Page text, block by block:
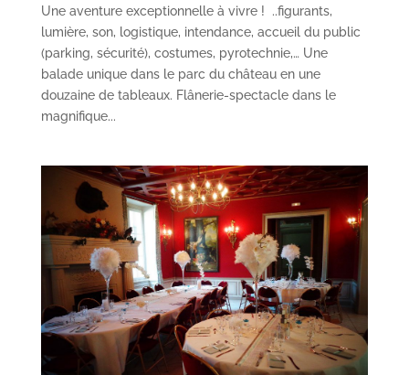
Une aventure exceptionnelle à vivre ! ..figurants,
lumière, son, logistique, intendance, accueil du public
(parking, sécurité), costumes, pyrotechnie,… Une
balade unique dans le parc du château en une
douzaine de tableaux. Flânerie-spectacle dans le
magnifique...